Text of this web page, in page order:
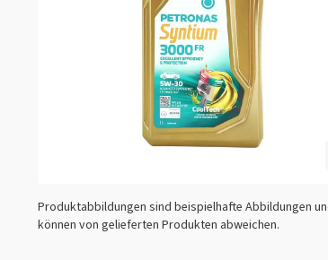
Produktabbildungen sind beispielhafte Abbildungen
können von gelieferten Produkten abweichen.